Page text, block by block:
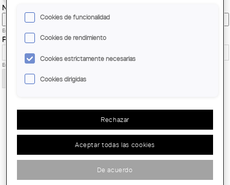
Nombre de usuario
Enter your COL·LEGI D'ARQUITECTES DE CATALUNYA username.
Password*
Enter the password that accompanies your username.
Cookies de funcionalidad
Cookies de rendimiento
Cookies estrictamente necesarias
Cookies dirigidas
Rechazar
Aceptar todas las cookies
De acuerdo